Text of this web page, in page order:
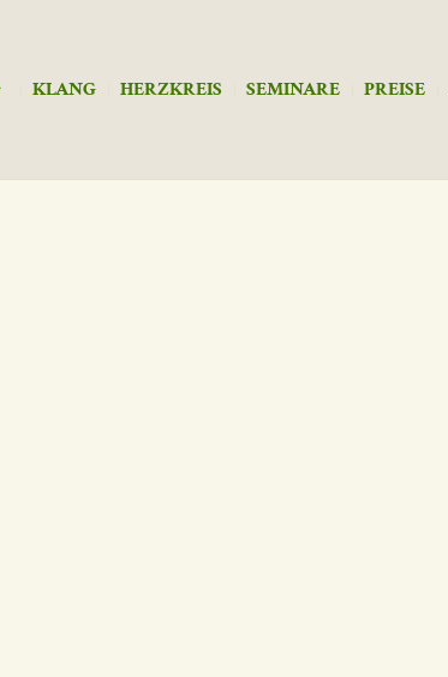
KLANG HERZKREIS SEMINARE PREISE